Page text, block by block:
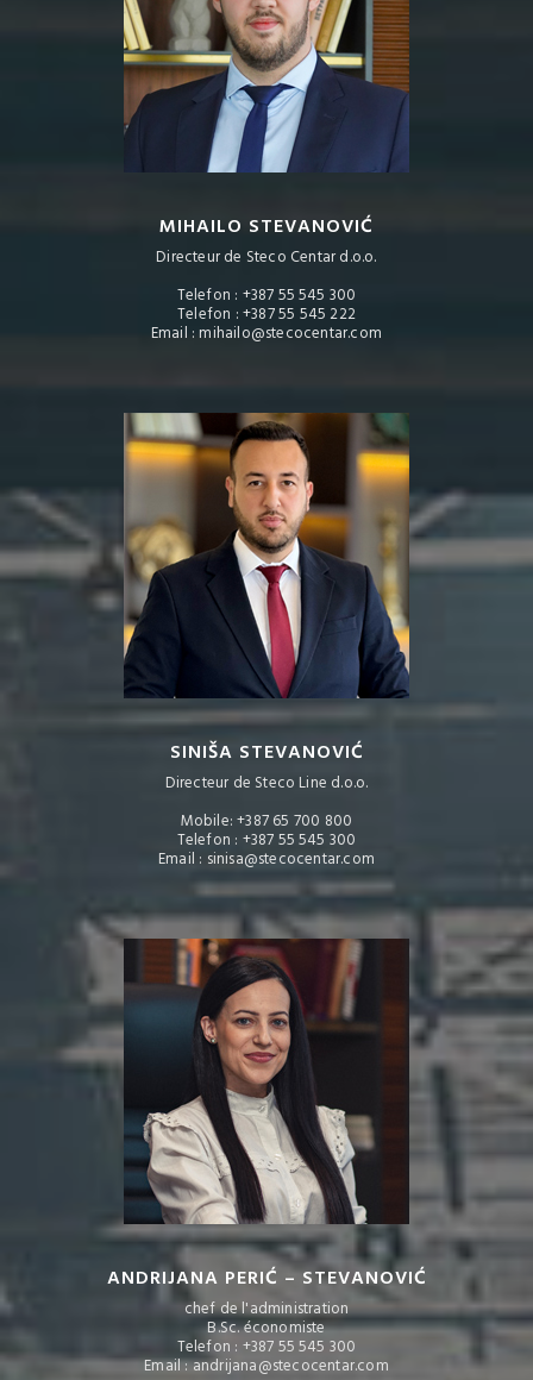
MIHAILO STEVANOVIĆ
Directeur de Steco Centar d.o.o.
Telefon : +387 55 545 300
Telefon : +387 55 545 222
Email : mihailo@stecocentar.com
SINIŠA STEVANOVIĆ
Directeur de Steco Line d.o.o.
Mobile: +387 65 700 800
Telefon : +387 55 545 300
Email : sinisa@stecocentar.com
ANDRIJANA PERIĆ – STEVANOVIĆ
chef de l'administration
B.Sc. économiste
Telefon : +387 55 545 300
Email : andrijana@stecocentar.com